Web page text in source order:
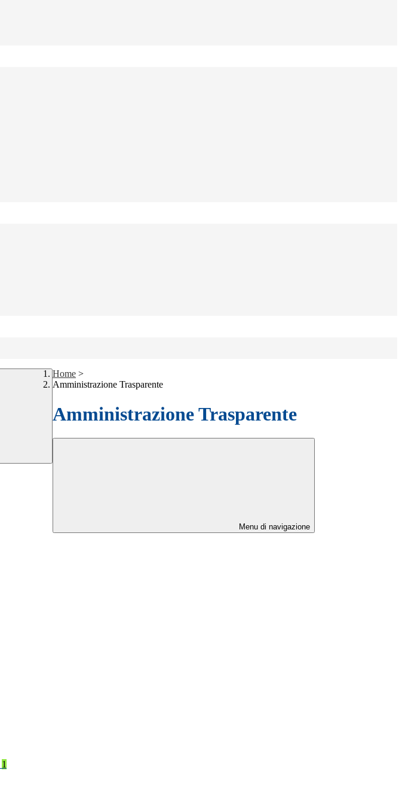
Home >
Amministrazione Trasparente
Amministrazione Trasparente
Menu di navigazione
1